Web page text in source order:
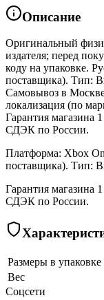
Описание
Оригинальный
издателя; перед
коду на упаковке.
поставщика). Тип:
Самовывоз в
локализация (по
Гарантия магазина
СДЭК по России.
Платформа: Xbox
поставщика). Тип:
Гарантия магазина
СДЭК по России.
Размеры в
Вес
Соцсети